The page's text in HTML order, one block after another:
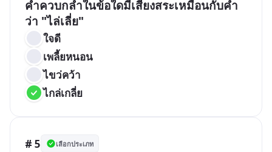
คำควบกล้ำในข้อใดมีเสียงสระเหมือนกับคำ
ว่า "ไล่เลี่ย"
ใจดี
เพลี้ยหนอน
ไขว่คว้า
ไกล่เกลี่ย
# 5 เลือกประเภท